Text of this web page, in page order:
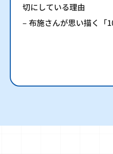
切にしている理由
– 布施さんが思い描く「